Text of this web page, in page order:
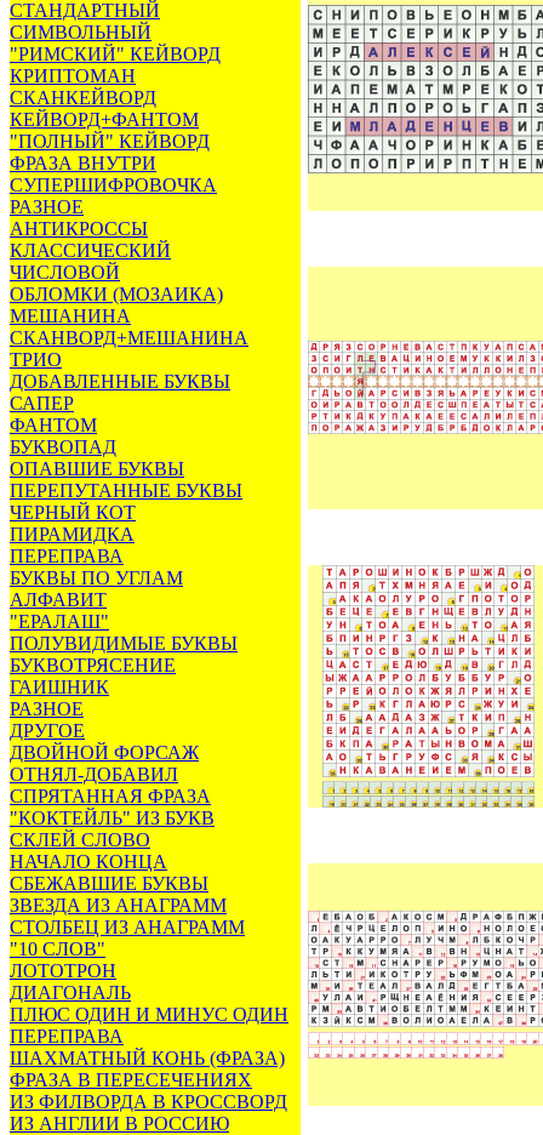
СТАНДАРТНЫЙ
СИМВОЛЬНЫЙ
"РИМСКИЙ" КЕЙВОРД
КРИПТОМАН
СКАНКЕЙВОРД
КЕЙВОРД+ФАНТОМ
"ПОЛНЫЙ" КЕЙВОРД
ФРАЗА ВНУТРИ
СУПЕРШИФРОВОЧКА
РАЗНОЕ
АНТИКРОССЫ
КЛАССИЧЕСКИЙ
ЧИСЛОВОЙ
ОБЛОМКИ (МОЗАИКА)
МЕШАНИНА
СКАНВОРД+МЕШАНИНА
ТРИО
ДОБАВЛЕННЫЕ БУКВЫ
САПЕР
ФАНТОМ
БУКВОПАД
ОПАВШИЕ БУКВЫ
ПЕРЕПУТАННЫЕ БУКВЫ
ЧЕРНЫЙ КОТ
ПИРАМИДКА
ПЕРЕПРАВА
БУКВЫ ПО УГЛАМ
АЛФАВИТ
"ЕРАЛАШ"
ПОЛУВИДИМЫЕ БУКВЫ
БУКВОТРЯСЕНИЕ
ГАИШНИК
РАЗНОЕ
ДРУГОЕ
ДВОЙНОЙ ФОРСАЖ
ОТНЯЛ-ДОБАВИЛ
СПРЯТАННАЯ ФРАЗА
"КОКТЕЙЛЬ" ИЗ БУКВ
СКЛЕЙ СЛОВО
НАЧАЛО КОНЦА
СБЕЖАВШИЕ БУКВЫ
ЗВЕЗДА ИЗ АНАГРАММ
СТОЛБЕЦ ИЗ АНАГРАММ
"10 СЛОВ"
ЛОТОТРОН
ДИАГОНАЛЬ
ПЛЮС ОДИН И МИНУС ОДИН
ПЕРЕПРАВА
ШАХМАТНЫЙ КОНЬ (ФРАЗА)
ФРАЗА В ПЕРЕСЕЧЕНИЯХ
ИЗ ФИЛВОРДА В КРОССВОРД
ИЗ АНГЛИИ В РОССИЮ